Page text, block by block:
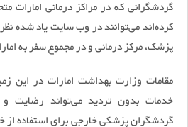
گردشگرانی که در مراکز درمانی امارات
کرده‌اند می‌توانند در وب سایت یاد شده
پزشک، مرکز درمانی و در مجموع سفر به
مقامات وزارت بهداشت امارات در این
خدمات بدون تردید می‌تواند رضایت و
گردشگران پزشکی خارجی برای استفاده از